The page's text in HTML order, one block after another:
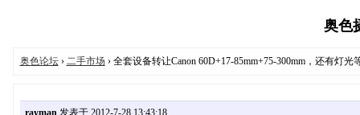
奥色
奥色论坛› 二手市场 › 全套设备转让Canon 60D+17-85mm+75-300mm，还有灯光
rayman发表于 2012-7-28 13:43:18